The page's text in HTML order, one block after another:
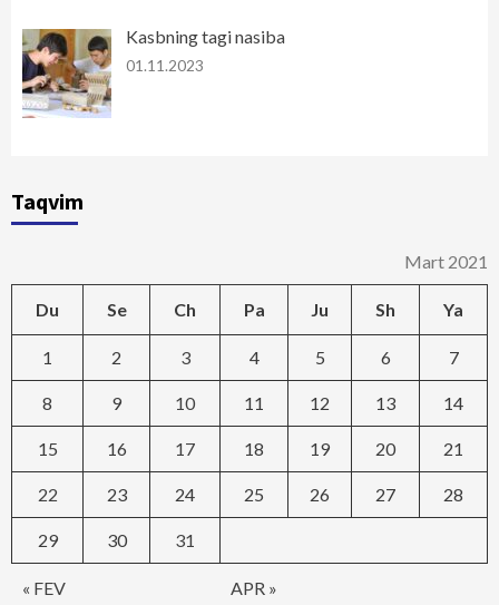
Kasbning tagi nasiba
01.11.2023
Taqvim
Mart 2021
Du Se Ch Pa Ju Sh Ya
« FEV APR »
1 2 3 4 5 6 7
8 9 10 11 12 13 14
15 16 17 18 19 20 21
22 23 24 25 26 27 28
29 30 31